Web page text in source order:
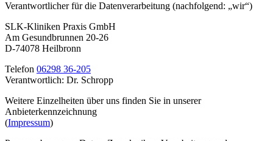
Verantwortlicher für die Datenverarbeitung (nachfolgend: „wir“)
SLK-Kliniken Praxis GmbH
Am Gesundbrunnen 20-26
D-74078 Heilbronn
Telefon 06298 36-205
Verantwortlich: Dr. Schropp
Weitere Einzelheiten über uns finden Sie in unserer
Anbieterkennzeichnung
(Impressum)